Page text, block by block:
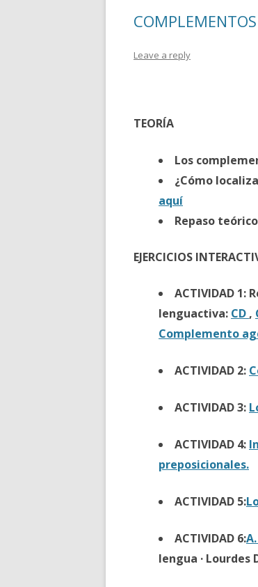
Leave a reply
TEORÍA
Los
¿Cómo
aquí
Repaso
EJERCICIOS
ACTIVIDAD 1:
lenguactiva: CD ,
Complemento
ACTIVIDAD 2:
ACTIVIDAD 3:
ACTIVIDAD 4:
preposicionales.
ACTIVIDAD 5:
ACTIVIDAD 6:
lengua · Lourdes